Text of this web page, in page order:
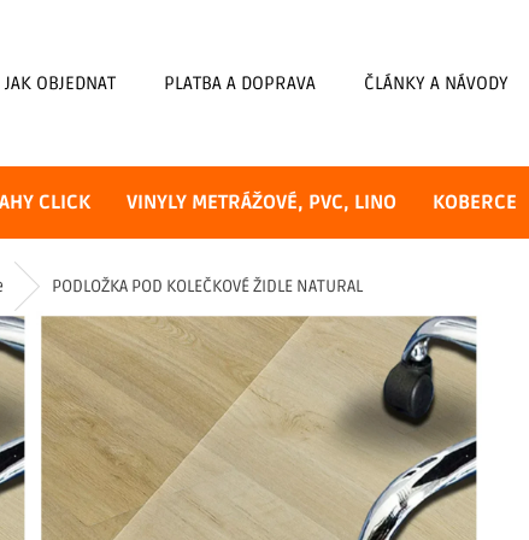
JAK OBJEDNAT PLATBA A DOPRAVA ČLÁNKY A NÁVODY
CLICK VINYLY METRÁŽOVÉ, PVC, LINO KOBERCE
PODLOŽKA POD KOLEČKOVÉ ŽIDLE NATURAL